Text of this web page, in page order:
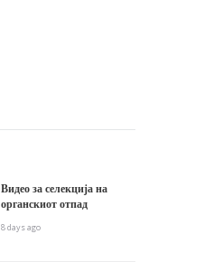
Видео за селекција на
органскиот отпад
8 days ago